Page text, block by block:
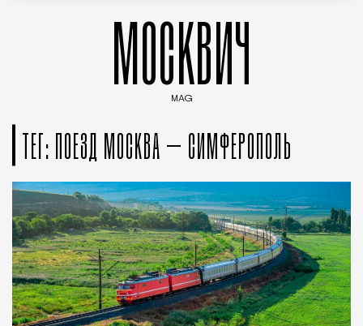
МОСКВИЧ
MAG
ТЕГ: ПОЕЗД МОСКВА – СИМФЕРОПОЛЬ